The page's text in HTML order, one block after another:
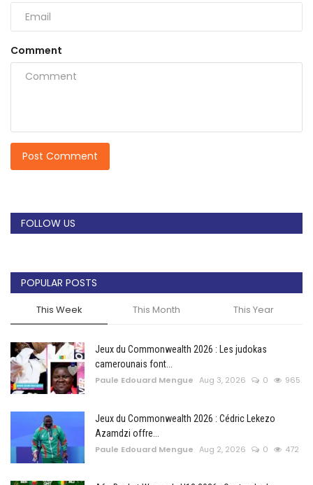
Comment
Post Comment
FOLLOW US
POPULAR POSTS
This Week This Month This Year
Jeux du Commonwealth 2026 : Les judokas
camerounais font...
Paule Edouard Mengue Aug 3, 2026 0 965
Jeux du Commonwealth 2026 : Cédric Lekezo
Azamdzi offre...
Paule Edouard Mengue Aug 2, 2026 0 472